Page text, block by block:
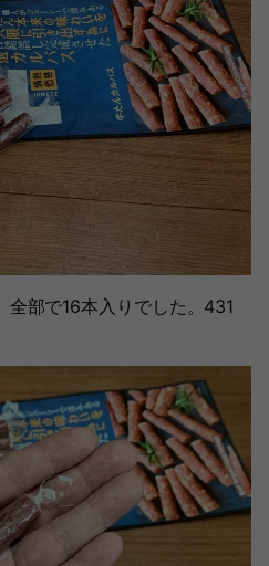
全部で16本入りでした。431